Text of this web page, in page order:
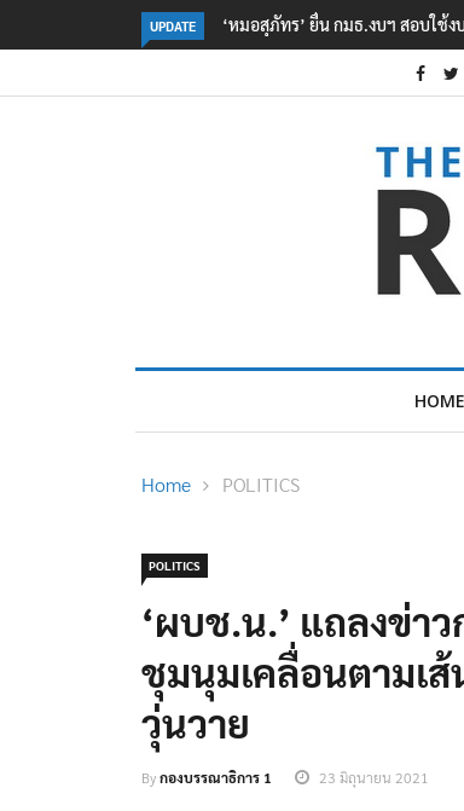
UPDATE
เวนต์ สธ.-สปสช. แฉcใช้งบกว่า 7 ล้านปลัด ทส. จ่อตั้งคณะทำงาน
เมียนมา
HOME
Home POLITICS
POLITICS
‘ผบช.น.’ แถลงข่า
ชุมนุมเคลื่อนตามเ
วุ่นวาย
Byกองบรรณาธิการ 1 23 มิถุนายน 2021